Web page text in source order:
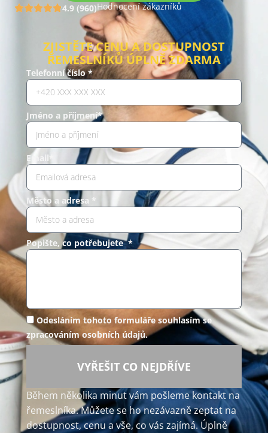
4.9 (960)Hodnocení zákazníků
ZJISTĚTE CENU A DOSTUPNOST
ŘEMESLNÍKŮ ÚPLNĚ ZDARMA
Telefonní číslo *
Jméno a příjmení*
Email*
Město a adresa *
Popište, co potřebujete *
Odesláním tohoto formuláře souhlasím se
zpracováním osobních údajů.
VYŘEŠIT CO NEJDŘÍVE
Během několika minut vám pošleme kontakt na
řemeslníka. Můžete se ho nezávazně zeptat na
dostupnost, cenu a vše, co vás zajímá. Úplně